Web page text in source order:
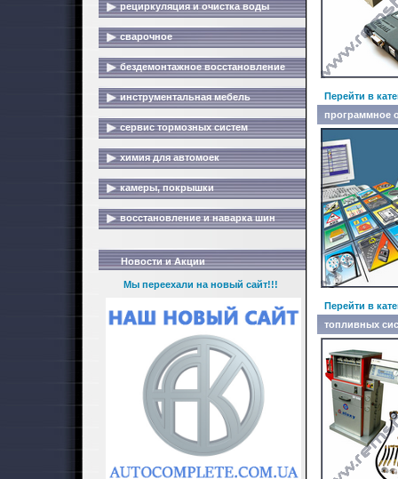
рециркуляция и очистка воды
сварочное
бездемонтажное восстановление
инструментальная мебель
сервис тормозных систем
химия для автомоек
камеры, покрышки
восстановление и наварка шин
Новости и Акции
Мы переехали на новый сайт!!!
Перейти в
программное
Перейти в
топливных